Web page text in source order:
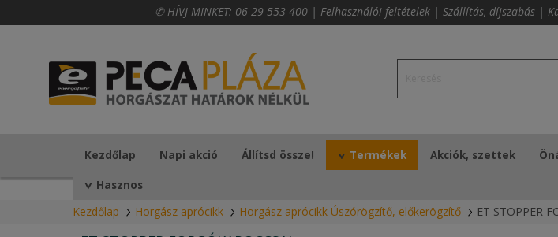
✆ HÍVJ MINKET: 06-29-553-400 | Felhasználói feltételek | Szállítás, díjszabás |
Kezdőlap Napi akció Állítsd össze! Termékek Akciók, szettek
Hasznos
Kezdőlap Horgász aprócikk Horgász aprócikk Úszórögzítő, előkerögzítő ET STOPPER